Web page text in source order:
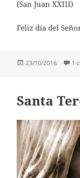
(San Juan XXIII)
Feliz día del
Publicado
23/10/2016 1
Santa